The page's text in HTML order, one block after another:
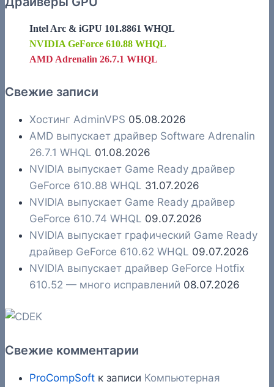
Intel Arc & iGPU 101.8861 WHQL
NVIDIA GeForce 610.88 WHQL
AMD Adrenalin 26.7.1 WHQL
Свежие записи
Хостинг AdminVPS 05.08.2026
AMD выпускает драйвер Software Adrenalin
26.7.1 WHQL 01.08.2026
NVIDIA выпускает Game Ready драйвер
GeForce 610.88 WHQL 31.07.2026
NVIDIA выпускает Game Ready драйвер
GeForce 610.74 WHQL 09.07.2026
NVIDIA выпускает графический Game Ready
драйвер GeForce 610.62 WHQL 09.07.2026
NVIDIA выпускает драйвер GeForce Hotfix
610.52 — много исправлений 08.07.2026
Свежие комментарии
ProCompSoft к записи Компьютерная